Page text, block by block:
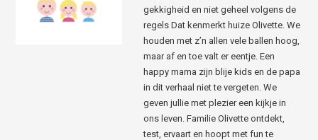
gekkigheid en niet geheel volgens de
regels Dat kenmerkt huize Olivette. We
houden met z’n allen vele ballen hoog,
maar af en toe valt er eentje. Een
happy mama zijn blije kids en de papa
in dit verhaal niet te vergeten. We
geven jullie met plezier een kijkje in
ons leven. Familie Olivette ontdekt,
test, ervaart en hoopt met fun te